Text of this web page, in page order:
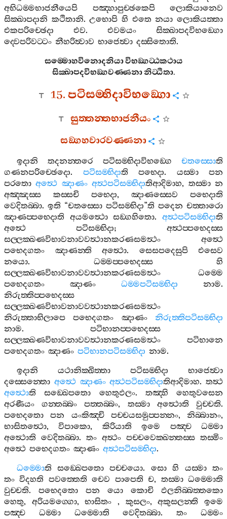
අභිධම‍්මභාජනීයෙපි
පඤ‍්හාපුච‍්ඡකෙපි
ලොකියානෙව
සික‍්ඛාපදානි කථිතානි.උභොපි හි එතෙ නයා ලොකියත‍්තා
එකපරිච‍්ඡෙදා
එව. එවමයං
සික‍්ඛාපදවිභඞ‍්ගො
ද‍්වෙපරිවට‍්ටං නීහරිත්‍වාව භාජෙත්‍වා දස‍්සිතොති.
සම‍්මොහවිනොදනියාවිභඞ‍්ගට‍්ඨකථාය
සික‍්ඛාපදවිභඞ‍්ගවණ‍්ණනානිට‍්ඨිතා.
15.පටිසම‍්භිදාවිභඞ‍්ගො
සුත‍්තන‍්තභාජනීයං
සඞ‍්ගහවාරවණ‍්ණනා
ඉදානි තදනන‍්තරෙ පටිසම‍්භිදාවිභඞ‍්ගෙ චතස‍්සොති
ගණනපරිච‍්ඡෙදො. පටිසම‍්භිදාති පභෙදා. යස‍්මා
පන
පරතො අත්‍ථෙ ඤාණං අත්‍ථපටිසම‍්භිදාතිආදිමාහ, තස‍්මා න
අඤ‍්ඤස‍්ස
කස‍්සචි පභෙදා, ඤාණස‍්සෙව
පභෙදාති
වෙදිතබ‍්බා. ඉති “චතස‍්සො පටිසම‍්භිදා”ති පදෙන චත‍්තාරො
ඤාණප‍්පභෙදාති
අයමත්‍ථො සඞ‍්ගහිතො.අත්‍ථපටිසම‍්භිදාති
අත්‍ථෙ
පටිසම‍්භිදා; අත්‍ථප‍්පභෙදස‍්ස
සල‍්ලක‍්ඛණවිභාවනාවවත්‍ථානකරණසමත්‍ථං
අත්‍ථෙ
පභෙදගතං
ඤාණන‍්ති අත්‍ථො. සෙසපදෙසුපි
එසෙව
නයො. ධම‍්මප‍්පභෙදස‍්ස
හි
සල‍්ලක‍්ඛණවිභාවනාවවත්‍ථානකරණසමත්‍ථං
ධම‍්මෙ
පභෙදගතං
ඤාණං ධම‍්මපටිසම‍්භිදා නාම.
නිරුත‍්තිප‍්පභෙදස‍්ස
සල‍්ලක‍්ඛණවිභාවනාවවත්‍ථානකරණසමත්‍ථං
නිරුත‍්තාභිලාපෙ
පභෙදගතං ඤාණං
නිරුත‍්තිපටිසම‍්භිදා
නාම. පටිභානප‍්පභෙදස‍්ස
සල‍්ලක‍්ඛණවිභාවනාවවත්‍ථානකරණසමත්‍ථං
පටිභානෙ
පභෙදගතං ඤාණං පටිභානපටිසම‍්භිදා නාම.
ඉදානි
යථානික‍්ඛිත‍්තා පටිසම‍්භිදා
භාජෙත්‍වා
දස‍්සෙන‍්තො අත්‍ථෙ ඤාණං අත්‍ථපටිසම‍්භිදාතිආදිමාහ. තත්‍ථ
අත්‍ථොති සඞ‍්ඛෙපතො හෙතුඵලං. තඤ‍්හි
හෙතුවසෙන
අරණීයං
ගන‍්තබ‍්බං පත‍්තබ‍්බං, තස‍්මා අත්‍ථොති වුච‍්චති.
පභෙදතො
පන යංකිඤ‍්චි පච‍්චයසමුප‍්පන‍්නං, නිබ‍්බානං,
භාසිතත්‍ථො,විපාකො, කිරියාති ඉමෙ පඤ‍්ච
ධම‍්මා
අත්‍ථොති වෙදිතබ‍්බා. තං අත්‍ථං පච‍්චවෙක‍්ඛන‍්තස‍්ස තස‍්මිං
අත්‍ථෙ පභෙදගතං ඤාණං අත්‍ථපටිසම‍්භිදා.
ධම‍්මොති සඞ‍්ඛෙපතො පච‍්චයො. සො හි යස‍්මා
තං
තං විදහති පවත‍්තෙති චෙව පාපෙති ච, තස‍්මා ධම‍්මොති
වුච‍්චති. පභෙදතො පන යො කොචි
ඵලනිබ‍්බත‍්තකො
හෙතු, අරියමග‍්ගො,භාසිතං , කුසලං,අකුසලන‍්ති
ඉමෙ
පඤ‍්ච
ධම‍්මා ධම‍්මොති වෙදිතබ‍්බා.තං
ධම‍්මං